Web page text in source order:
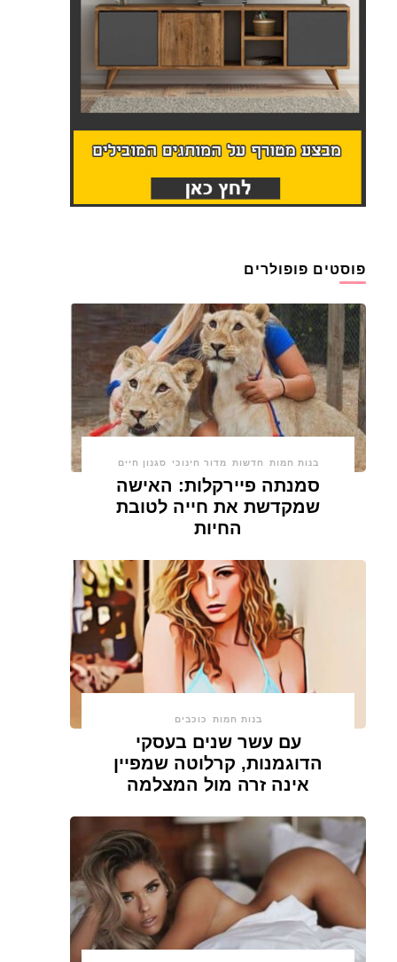
פוסטים פופולרים
בנות חמות חדשות מדור חינוכי סגנון חיים
סמנתה פיירקלות: האישה
שמקדשת את חייה לטובת
החיות
בנות חמות כוכבים
עם עשר שנים בעסקי
הדוגמנות, קרלוטה שמפיין
אינה זרה מול המצלמה